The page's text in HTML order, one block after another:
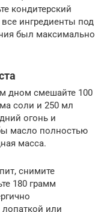
кондитерский
ингредиенты под
был максимально
дном смешайте 100
соли и 250 мл
огонь и
масло полностью
масса.
снимите
180 грамм
или